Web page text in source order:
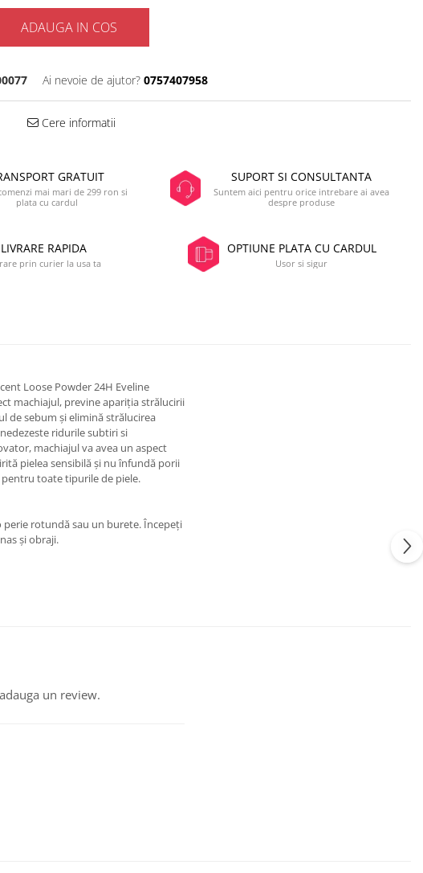
ADAUGA IN COS
Ai nevoie de ajutor? 0757407958
Cere informatii
GRATUIT
mai mari de 299 ron si
plata cu cardul
SUPORT SI CONSULTANTA
Suntem aici pentru orice intrebare ai avea
despre produse
LIVRARE RAPIDA
prin curier la usa ta
OPTIUNE PLATA CU CARDUL
Usor si sigur
Loose Powder 24H Eveline
machiajul, previne apariția strălucirii
de sebum și elimină strălucirea
ridurile subtiri si
machiajul va avea un aspect
pielea sensibilă și nu înfundă porii
pentru toate tipurile de piele.
perie rotundă sau un burete. Începeți
și obraji.
un review.